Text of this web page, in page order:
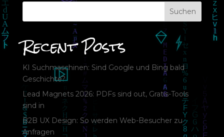
Suchen
Recent Posts
KI Suchmaschinen: Sind Google und Bing bald
Geschichte?
Lead Magnets 2026: PDFs sind out, Gratis-Tools
sind in
B2B UX Design: So werden Web-Besucher zu
Anfragen